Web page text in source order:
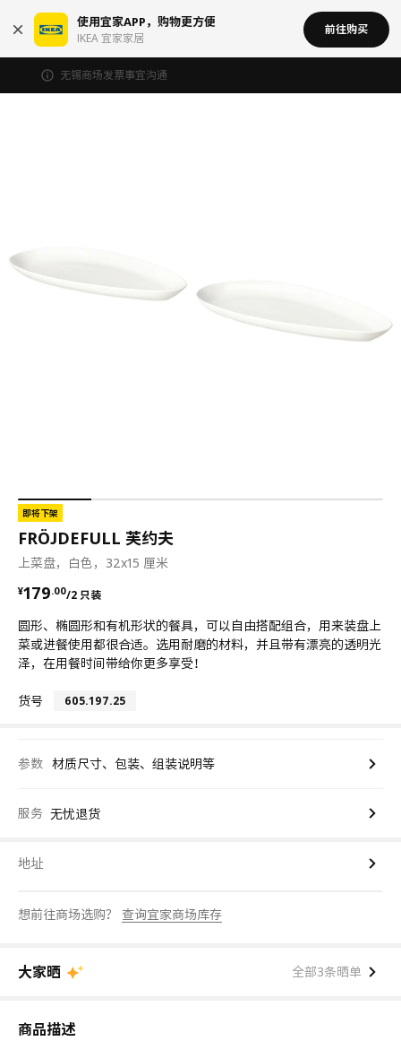
使用宜家APP，购物更方便
IKEA 宜家家居
前往购买
无锡商场发票事宜沟通
即将下架
FRÖJDEFULL 芙约夫
上菜盘，白色，32x15 厘米
¥179.00/2 只装
¥ 179.00/2 只装
圆形、椭圆形和有机形状的餐具，可以自由搭配组合，用来装盘上
菜或进餐使用都很合适。选用耐磨的材料，并且带有漂亮的透明光
泽，在用餐时间带给你更多享受！
货号 605.197.25
参数 材质尺寸、包装、组装说明等
服务 无忧退货
地址
想前往商场选购？ 查询宜家商场库存
大家晒 全部3条晒单
商品描述